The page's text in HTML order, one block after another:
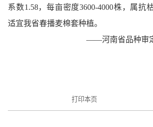
系数1.58，每亩密度3600-4000株，属抗
适宜我省春播麦棉套种植。
——河南省品种审